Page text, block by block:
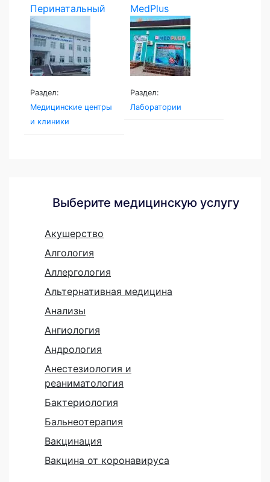
Перинатальный
центр...
Раздел:
Медицинские центры
и клиники
MedPlus
Раздел:
Лаборатории
Выберите медицинскую услугу
Акушерство
Алгология
Аллергология
Альтернативная медицина
Анализы
Ангиология
Андрология
Анестезиология и
реаниматология
Бактериология
Бальнеотерапия
Вакцинация
Вакцина от коронавируса